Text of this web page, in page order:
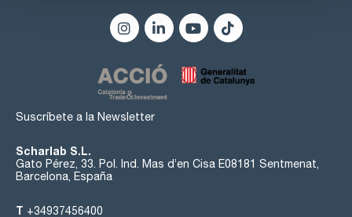
Suscríbete a la Newsletter
Scharlab S.L.
Gato Pérez, 33. Pol. Ind. Mas d’en Cisa E08181 Sentmenat,
Barcelona, España
T +34937456400